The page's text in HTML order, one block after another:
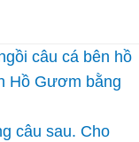
câu cá bên hồ
Hồ Gươm bằng
câu sau. Cho